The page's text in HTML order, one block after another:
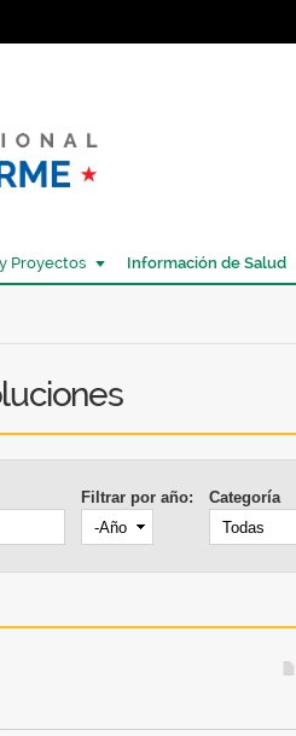
Proyectos Información de Salud
Filtrar por año:
Año
Categoría